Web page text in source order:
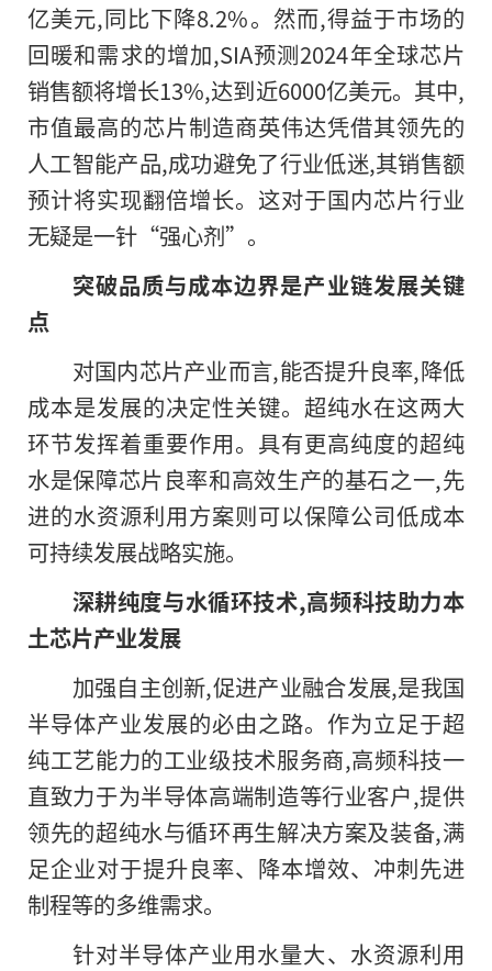
亿美元,同比下降8.2%。然而,得益于市场的
回暖和需求的增加,SIA预测2024年全球芯片
销售额将增长13%,达到近6000亿美元。其中,
市值最高的芯片制造商英伟达凭借其领先的
人工智能产品,成功避免了行业低迷,其销售额
预计将实现翻倍增长。这对于国内芯片行业
无疑是一针“强心剂”。
突破品质与成本边界是产业链发展关键
点
对国内芯片产业而言,能否提升良率,降低
成本是发展的决定性关键。超纯水在这两大
环节发挥着重要作用。具有更高纯度的超纯
水是保障芯片良率和高效生产的基石之一,先
进的水资源利用方案则可以保障公司低成本
可持续发展战略实施。
深耕纯度与水循环技术,高频科技助力本
土芯片产业发展
加强自主创新,促进产业融合发展,是我国
半导体产业发展的必由之路。作为立足于超
纯工艺能力的工业级技术服务商,高频科技一
直致力于为半导体高端制造等行业客户,提供
领先的超纯水与循环再生解决方案及装备,满
足企业对于提升良率、降本增效、冲刺先进
制程等的多维需求。
针对半导体产业用水量大、水资源利用